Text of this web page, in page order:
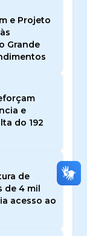
e Projeto
Grande
e
do 192
de
de 4 mil
acesso ao